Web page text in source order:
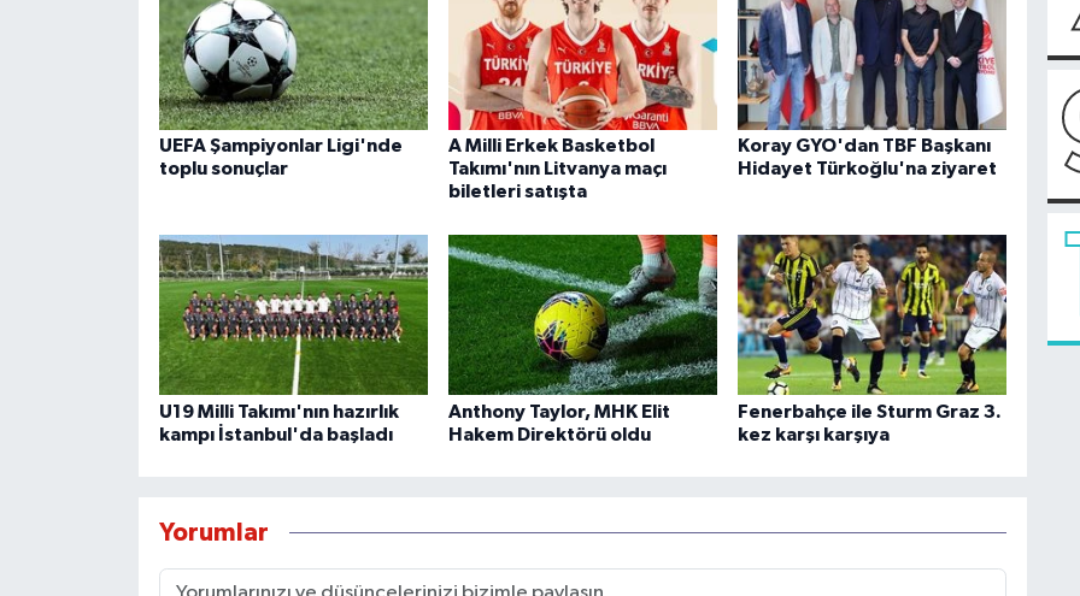
UEFA Şampiyonlar Ligi'nde
toplu sonuçlar
A Milli Erkek Basketbol
Takımı'nın Litvanya maçı
biletleri satışta
Koray GYO'dan TBF Başkanı
Hidayet Türkoğlu'na ziyaret
U19 Milli Takımı'nın hazırlık
kampı İstanbul'da başladı
Anthony Taylor, MHK Elit
Hakem Direktörü oldu
Fenerbahçe ile Sturm Graz 3.
kez karşı karşıya
Yorumlar